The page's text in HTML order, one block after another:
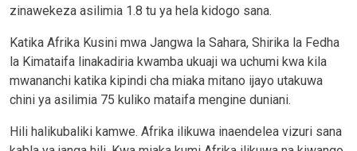
zinawekeza asilimia 1.8 tu ya hela kidogo sana.
Katika Afrika Kusini mwa Jangwa la Sahara, Shirika la Fedha
la Kimataifa linakadiria kwamba ukuaji wa uchumi kwa kila
mwananchi katika kipindi cha miaka mitano ijayo utakuwa
chini ya asilimia 75 kuliko mataifa mengine duniani.
Hili halikubaliki kamwe. Afrika ilikuwa inaendelea vizuri sana